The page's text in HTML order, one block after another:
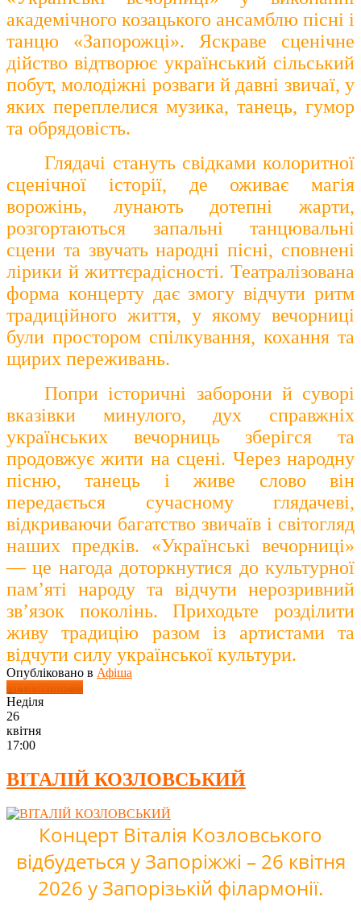
академічного козацького ансамблю пісні і
танцю «Запорожці». Яскраве сценічне
дійство відтворює український сільський
побут, молодіжні розваги й давні звичаї, у
яких переплелися музика, танець, гумор
та обрядовість.
Глядачі стануть свідками колоритної
сценічної історії, де оживає магія
ворожінь, лунають дотепні жарти,
розгортаються запальні танцювальні
сцени та звучать народні пісні, сповнені
лірики й життєрадісності. Театралізована
форма концерту дає змогу відчути ритм
традиційного життя, у якому вечорниці
були простором спілкування, кохання та
щирих переживань.
Попри історичні заборони й суворі
вказівки минулого, дух справжніх
українських вечорниць зберігся та
продовжує жити на сцені. Через народну
пісню, танець і живе слово він
передається сучасному глядачеві,
відкриваючи багатство звичаїв і світогляд
наших предків. «Українські вечорниці»
— це нагода доторкнутися до культурної
пам’яті народу та відчути нерозривний
зв’язок поколінь. Приходьте розділити
живу традицію разом із артистами та
відчути силу української культури.
Опубліковано в Афіша
Детальніше ...
Неділя
26
квітня
17:00
ВІТАЛІЙ КОЗЛОВСЬКИЙ
Концерт Віталія Козловського
відбудеться у Запоріжжі – 26 квітня
2026 у Запорізькій філармонії.